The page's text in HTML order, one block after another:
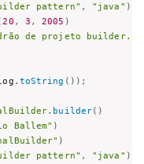
pattern" , "java" )
20 , 3 , 2005 )
de projeto
. toString ( ) ) ;
. builder( )
Ballem" )
)
pattern" , "java" )